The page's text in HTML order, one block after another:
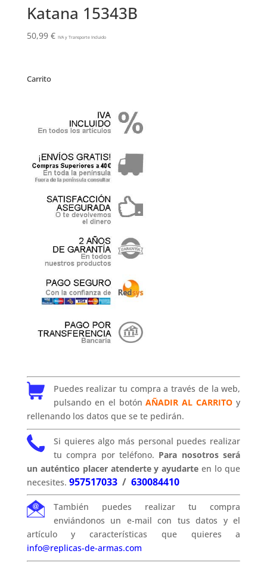
Katana 15343B
50,99 € IVA y Transporte Incluido
Carrito
Puedes realizar tu compra a través de la web,
pulsando en el botónAÑADIR AL CARRITO y
rellenando los datos que se te pedirán.
Si quieres algo más personal puedes realizar
tu compra por teléfono. Para nosotros será
un auténtico placer atenderte y ayudarte en lo que
necesites. 957517033/ 630084410
También puedes realizar tu compra
enviándonos un e-mail con tus datos y el
artículo y características que quieres a
info@replicas-de-armas.com